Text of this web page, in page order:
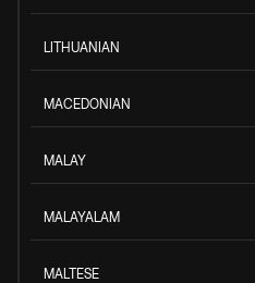
LITHUANIAN
MACEDONIAN
MALAY
MALAYALAM
MALTESE